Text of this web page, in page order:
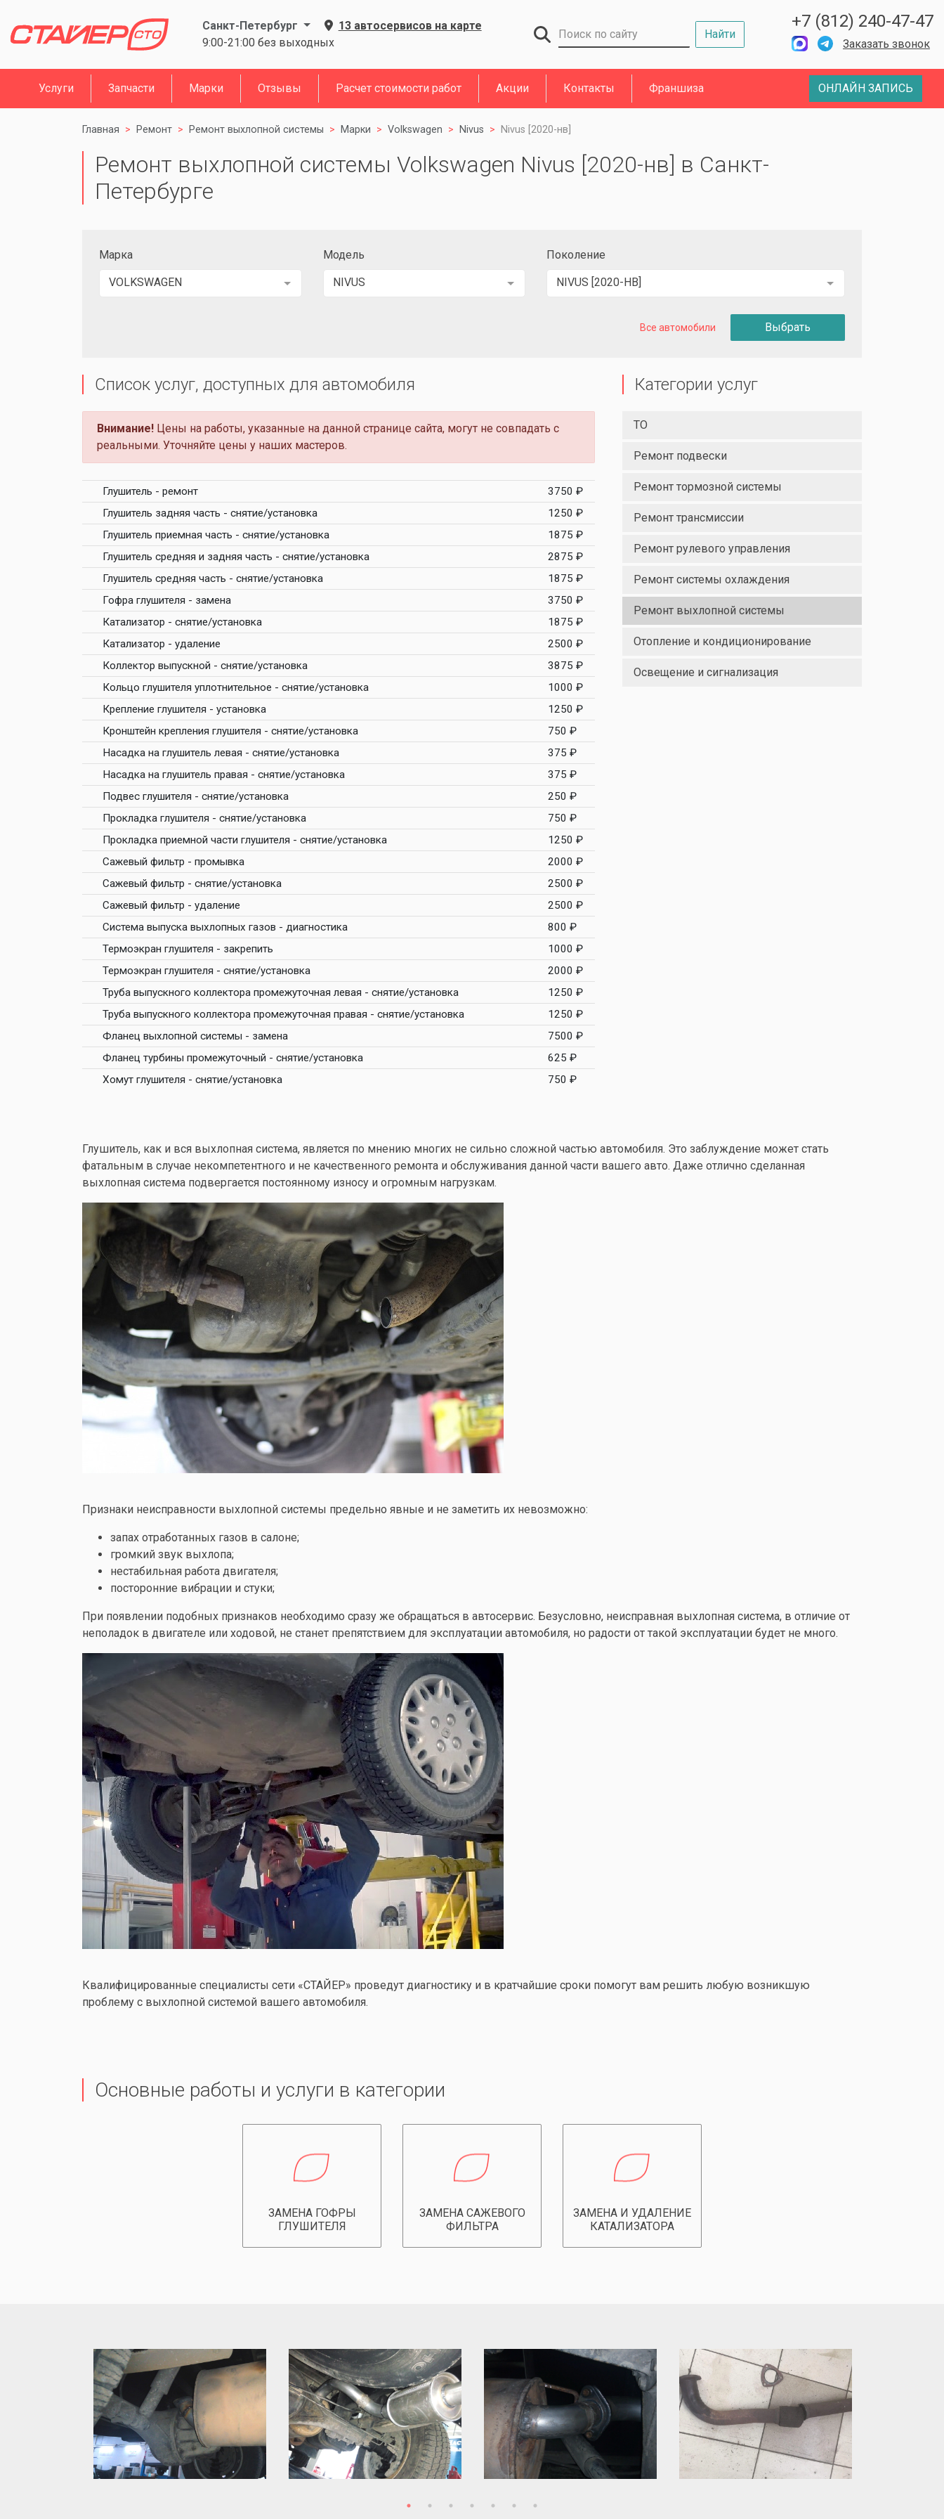
Санкт-Петербург
13 автосервисов на карте
9:00-21:00 без выходных
Найти
+7 (812) 240-47-47
Заказать звонок
Услуги Запчасти Марки Отзывы Расчет стоимости работ Акции Контакты Франшиза ОНЛАЙН ЗАПИСЬ
Главная Ремонт Ремонт выхлопной системы Марки Volkswagen Nivus Nivus [2020-нв]
Ремонт выхлопной системы Volkswagen Nivus [2020-нв] в Санкт-
Петербурге
Марка
VOLKSWAGEN
Модель
NIVUS
Поколение
NIVUS [2020-НВ]
Все автомобили Выбрать
Список услуг, доступных для автомобиля
Внимание! Цены на работы, указанные на данной странице сайта, могут не совпадать с
реальными. Уточняйте цены у наших мастеров.
Глушитель - ремонт
3750 ₽
Глушитель задняя часть - снятие/установка
1250 ₽
Глушитель приемная часть - снятие/установка
1875 ₽
Глушитель средняя и задняя часть - снятие/установка
2875 ₽
Глушитель средняя часть - снятие/установка
1875 ₽
Гофра глушителя - замена
3750 ₽
Катализатор - снятие/установка
1875 ₽
Катализатор - удаление
2500 ₽
Коллектор выпускной - снятие/установка
3875 ₽
Кольцо глушителя уплотнительное - снятие/установка
1000 ₽
Крепление глушителя - установка
1250 ₽
Кронштейн крепления глушителя - снятие/установка
750 ₽
Насадка на глушитель левая - снятие/установка
375 ₽
Насадка на глушитель правая - снятие/установка
375 ₽
Подвес глушителя - снятие/установка
250 ₽
Прокладка глушителя - снятие/установка
750 ₽
Прокладка приемной части глушителя - снятие/установка
1250 ₽
Сажевый фильтр - промывка
2000 ₽
Сажевый фильтр - снятие/установка
2500 ₽
Сажевый фильтр - удаление
2500 ₽
Система выпуска выхлопных газов - диагностика
800 ₽
Термоэкран глушителя - закрепить
1000 ₽
Термоэкран глушителя - снятие/установка
2000 ₽
Труба выпускного коллектора промежуточная левая - снятие/установка
1250 ₽
Труба выпускного коллектора промежуточная правая - снятие/установка
1250 ₽
Фланец выхлопной системы - замена
7500 ₽
Фланец турбины промежуточный - снятие/установка
625 ₽
Хомут глушителя - снятие/установка
750 ₽
Категории услуг
ТО
Ремонт подвески
Ремонт тормозной системы
Ремонт трансмиссии
Ремонт рулевого управления
Ремонт системы охлаждения
Ремонт выхлопной системы
Отопление и кондиционирование
Освещение и сигнализация
Глушитель, как и вся выхлопная система, является по мнению многих не сильно сложной частью автомобиля. Это заблуждение может стать
фатальным в случае некомпетентного и не качественного ремонта и обслуживания данной части вашего авто. Даже отлично сделанная
выхлопная система подвергается постоянному износу и огромным нагрузкам.
Признаки неисправности выхлопной системы предельно явные и не заметить их невозможно:
запах отработанных газов в салоне;
громкий звук выхлопа;
нестабильная работа двигателя;
посторонние вибрации и стуки;
При появлении подобных признаков необходимо сразу же обращаться в автосервис. Безусловно, неисправная выхлопная система, в отличие от
неполадок в двигателе или ходовой, не станет препятствием для эксплуатации автомобиля, но радости от такой эксплуатации будет не много.
Квалифицированные специалисты сети «СТАЙЕР» проведут диагностику и в кратчайшие сроки помогут вам решить любую возникшую
проблему с выхлопной системой вашего автомобиля.
Основные работы и услуги в категории
ЗАМЕНА ГОФРЫ
ГЛУШИТЕЛЯ
ЗАМЕНА САЖЕВОГО
ФИЛЬТРА
ЗАМЕНА И УДАЛЕНИЕ
КАТАЛИЗАТОРА